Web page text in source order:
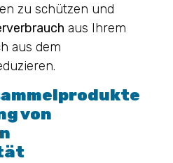
zu schützen und
aus Ihrem
aus dem
von